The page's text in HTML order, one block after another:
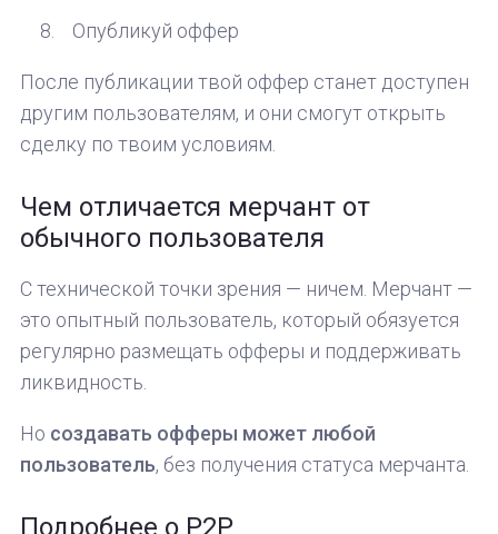
Опубликуй оффер
После публикации твой оффер станет доступен
другим пользователям, и они смогут открыть
сделку по твоим условиям.
Чем отличается мерчант от
обычного пользователя
С технической точки зрения — ничем. Мерчант —
это опытный пользователь, который обязуется
регулярно размещать офферы и поддерживать
ликвидность.
Но создавать офферы может любой
пользователь, без получения статуса мерчанта.